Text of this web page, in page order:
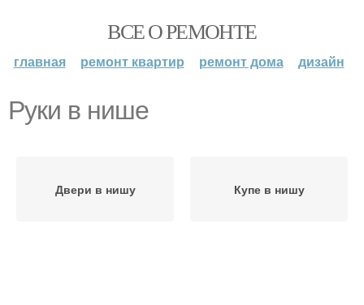
ВСЕ О РЕМОНТЕ
главная ремонт квартир ремонт дома дизайн
Руки в нише
Двери в нишу Купе в нишу